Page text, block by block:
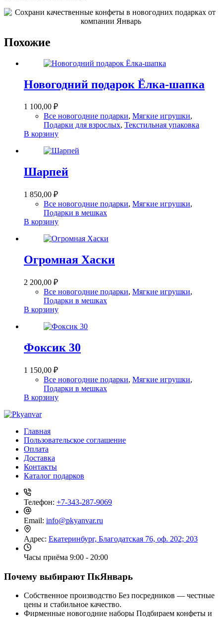
Похожие
Новогодний подарок Ёлка-шапка
1 100,00 ₽
Все новогодние подарки, Мягкие игрушки,
Подарки для взрослых, Текстильная упаковка
В корзину
Шарпей
1 850,00 ₽
Все новогодние подарки, Мягкие игрушки,
Подарки в мешках
В корзину
Огромная Хаски
2 200,00 ₽
Все новогодние подарки, Мягкие игрушки,
Подарки в мешках
В корзину
Фоксик 30
1 150,00 ₽
Все новогодние подарки, Мягкие игрушки,
Подарки в мешках
В корзину
Главная
Пользовательское соглашение
Оплата
Доставка
Контакты
Каталог подарков
Телефон: +7-343-287-9069
Email: info@pkyanvar.ru
Адрес: Екатеринбург, Благодатская 76, оф. 202; 203
Часы приёма 9:00 - 20:00
Почему выбирают ПкЯнварь
Собственное производство Без посредников — честные
цены и стабильное качество.
Фирменные новогодние наборы Подбираем конфеты и